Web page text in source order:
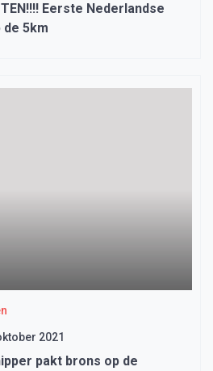
Eerste Nederlandse
5km
2021
pakt brons op de